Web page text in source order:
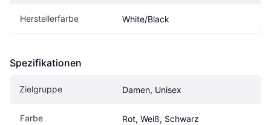
Herstellerfarbe White/Black
Spezifikationen
Zielgruppe Damen, Unisex
Farbe Rot, Weiß, Schwarz